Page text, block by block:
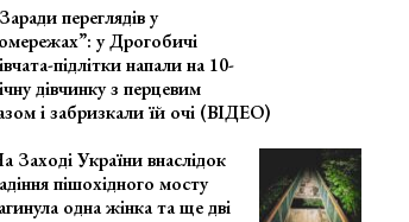
переглядів у
у Дрогобичі
підлітки напали на 10-
дівчинку з перцевим
і забризкали їй очі (ВІДЕО)
Заході України внаслідок
пішохідного мосту
одна жінка та ще дві